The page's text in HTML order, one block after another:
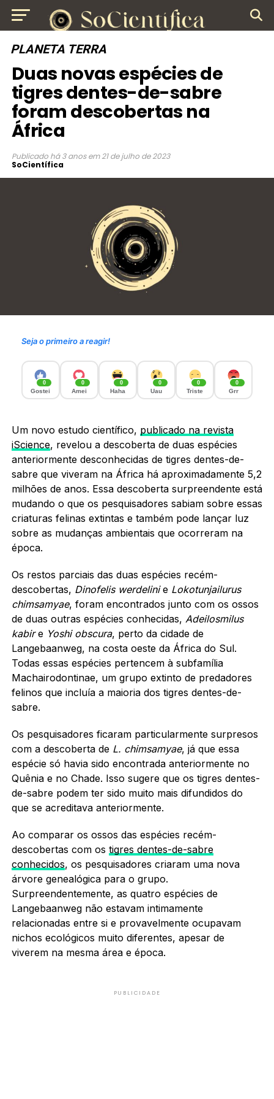
PLANETA TERRA
Duas novas espécies de
tigres dentes-de-sabre
foram descobertas na
África
Publicado há 3 anos em 21 de julho de 2023
SoCientífica
Seja o primeiro a reagir!
0
Gostei
0
Amei
0
Haha
0
Uau
0
Triste
0
Grr
Um novo estudo científico, publicado na revista
iScience, revelou a descoberta de duas espécies
anteriormente desconhecidas de tigres dentes-de-
sabre que viveram na África há aproximadamente 5,2
milhões de anos. Essa descoberta surpreendente está
mudando o que os pesquisadores sabiam sobre essas
criaturas felinas extintas e também pode lançar luz
sobre as mudanças ambientais que ocorreram na
época.
Os restos parciais das duas espécies recém-
descobertas, Dinofelis werdelinie Lokotunjailurus
chimsamyae, foram encontrados junto com os ossos
de duas outras espécies conhecidas, Adeilosmilus
kabire Yoshi obscura, perto da cidade de
Langebaanweg, na costa oeste da África do Sul.
Todas essas espécies pertencem à subfamília
Machairodontinae, um grupo extinto de predadores
felinos que incluía a maioria dos tigres dentes-de-
sabre.
Os pesquisadores ficaram particularmente surpresos
com a descoberta de L. chimsamyae, já que essa
espécie só havia sido encontrada anteriormente no
Quênia e no Chade. Isso sugere que os tigres dentes-
de-sabre podem ter sido muito mais difundidos do
que se acreditava anteriormente.
Ao comparar os ossos das espécies recém-
descobertas com os tigres dentes-de-sabre
conhecidos, os pesquisadores criaram uma nova
árvore genealógica para o grupo.
Surpreendentemente, as quatro espécies de
Langebaanweg não estavam intimamente
relacionadas entre si e provavelmente ocupavam
nichos ecológicos muito diferentes, apesar de
viverem na mesma área e época.
PUBLICIDADE